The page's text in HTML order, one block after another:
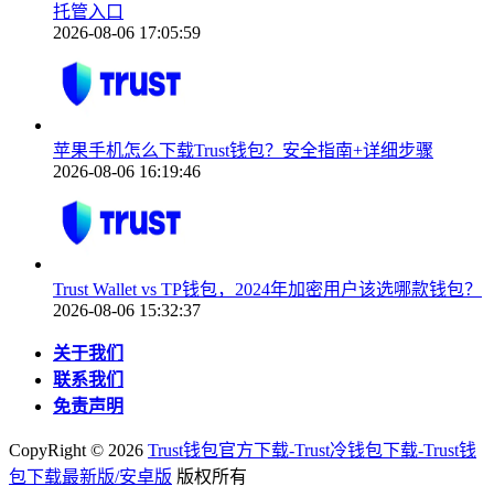
托管入口
2026-08-06 17:05:59
苹果手机怎么下载Trust钱包？安全指南+详细步骤
2026-08-06 16:19:46
Trust Wallet vs TP钱包，2024年加密用户该选哪款钱包？
2026-08-06 15:32:37
关于我们
联系我们
免责声明
CopyRight © 2026 Trust钱包官方下载-Trust冷钱包下载-Trust钱
包下载最新版/安卓版 版权所有